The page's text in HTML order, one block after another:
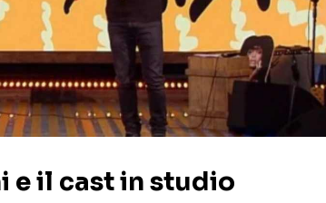
e il cast in studio